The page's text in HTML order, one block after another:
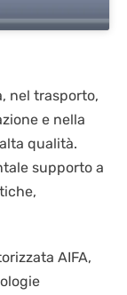
nel trasporto,
e nella
qualità.
supporto a
AIFA,